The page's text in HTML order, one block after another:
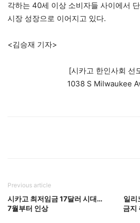
각하는 40세 이상 소비자들 사이에서
시장 성장으로 이어지고 있다.
<김승재 기자>
[시카고 한인사회 선
1038 S Milwaukee
Previous article
시카고 최저임금 17달러 시대…
7월부터 인상
일리
금지